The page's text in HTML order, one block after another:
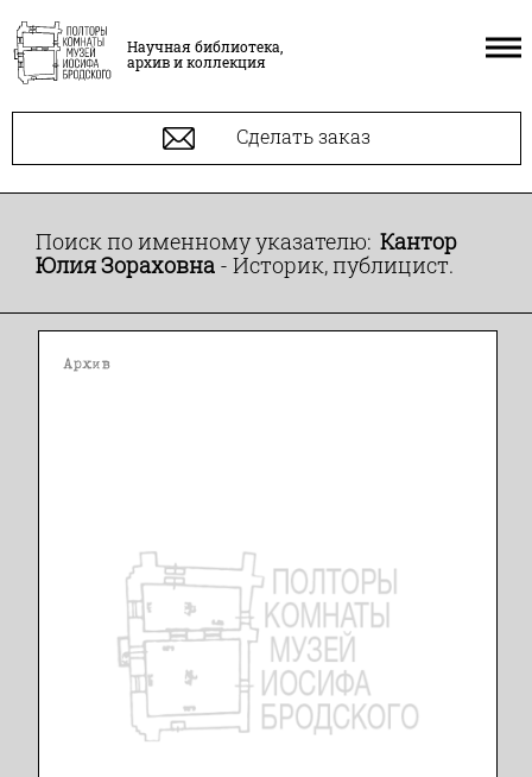
Научная библиотека,
архив и коллекция
Сделать заказ
Поиск по именному указателю: Кантор
Юлия Зораховна - Историк, публицист.
Архив